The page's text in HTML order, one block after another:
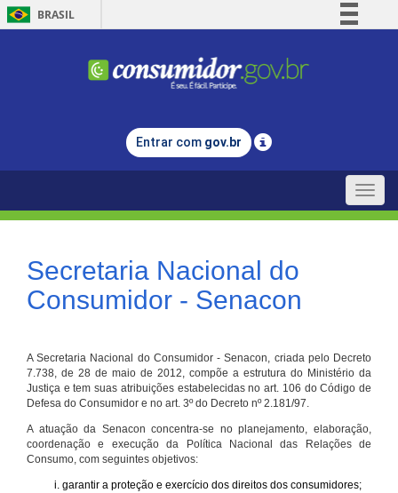
BRASIL
Comunica BR
Legislação
Entrar com gov.br
Toggle
Secretaria Nacional do
Consumidor - Senacon
A Secretaria Nacional do Consumidor - Senacon, criada pelo Decreto
7.738, de 28 de maio de 2012, compõe a estrutura do Ministério da
Justiça e tem suas atribuições estabelecidas no art. 106 do Código de
Defesa do Consumidor e no art. 3º do Decreto nº 2.181/97.
A atuação da Senacon concentra-se no planejamento, elaboração,
coordenação e execução da Política Nacional das Relações de
Consumo, com seguintes objetivos:
garantir a proteção e exercício dos direitos dos consumidores;